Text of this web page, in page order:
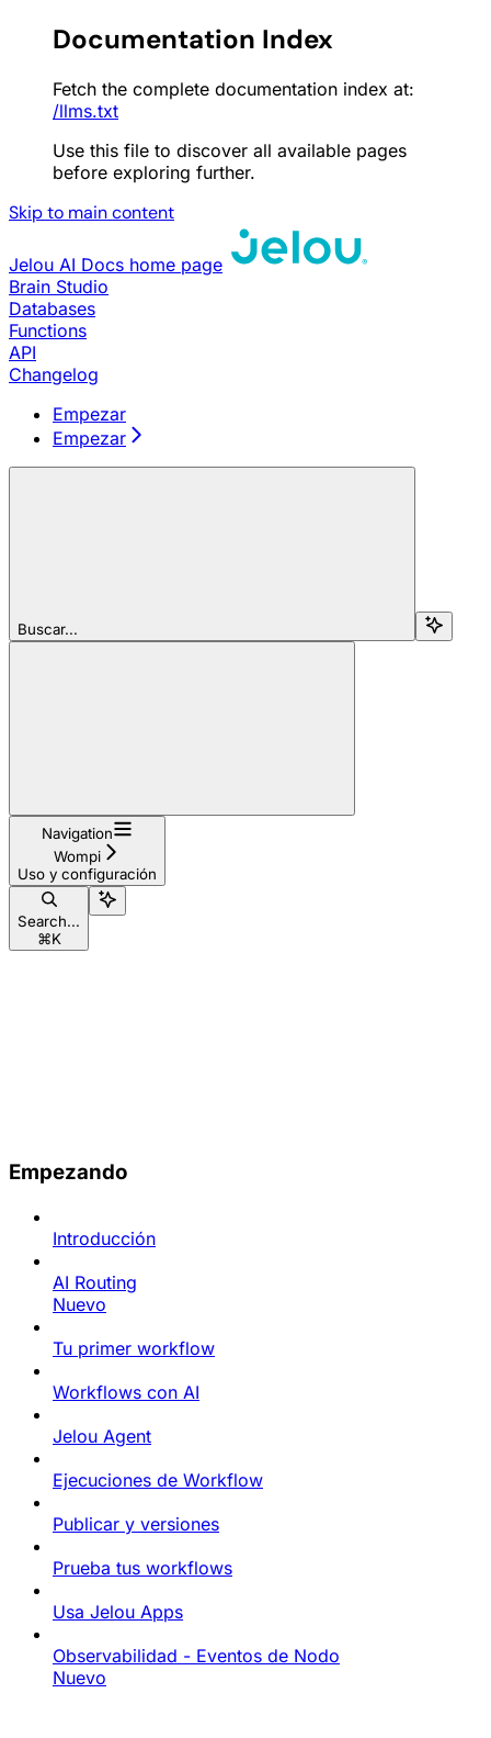
Documentation Index
Fetch the complete documentation index at:
/llms.txt
Use this file to discover all available pages
before exploring further.
Skip to main content
Jelou AI Docs home page
Brain Studio
Databases
Functions
API
Changelog
Empezar
Empezar
Buscar...
Navigation
Wompi
Uso y configuración
Search...
⌘K
Empezando
Introducción
AI Routing
Nuevo
Tu primer workflow
Workflows con AI
Jelou Agent
Ejecuciones de Workflow
Publicar y versiones
Prueba tus workflows
Usa Jelou Apps
Observabilidad - Eventos de Nodo
Nuevo